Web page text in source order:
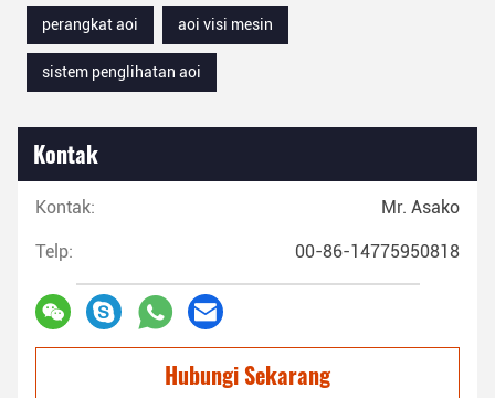
perangkat aoi
aoi visi mesin
sistem penglihatan aoi
Kontak
Kontak: Mr. Asako
Telp: 00-86-14775950818
Hubungi Sekarang